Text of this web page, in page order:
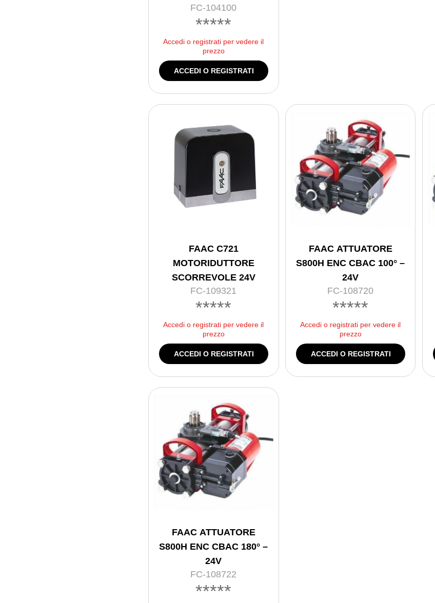
FC-104100
*****
Accedi o registrati per vedere il
prezzo
ACCEDI O REGISTRATI
FAAC C721
MOTORIDUTTORE
SCORREVOLE 24V
FC-109321
*****
Accedi o registrati per vedere il
prezzo
ACCEDI O REGISTRATI
FAAC ATTUATORE
S800H ENC CBAC 100° –
24V
FC-108720
*****
Accedi o registrati per vedere il
prezzo
ACCEDI O REGISTRATI
FAAC ATTUATORE
S800H ENC CBAC 180° –
24V
FC-108722
*****